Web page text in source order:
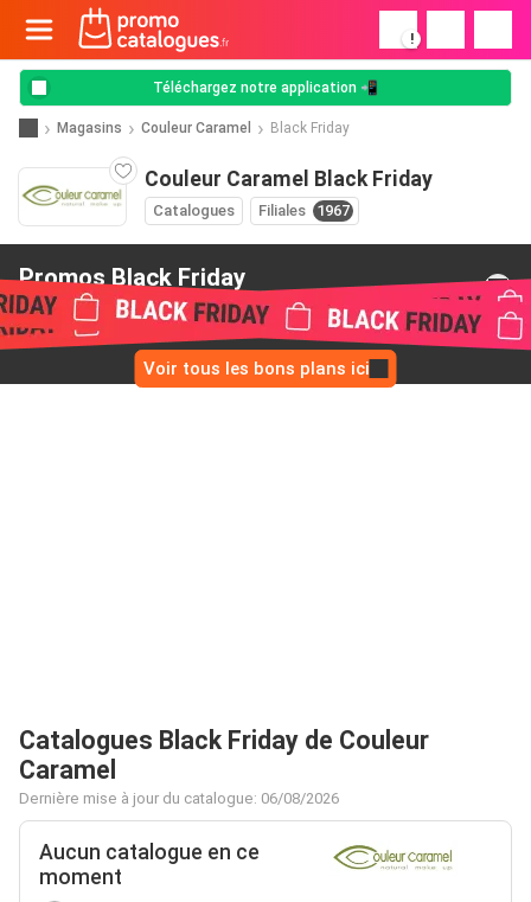
!
Téléchargez notre application 📲
Magasins Couleur Caramel Black Friday
Couleur Caramel Black Friday
Catalogues Filiales 1967
Promos Black Friday
de Couleur Caramel
Voir tous les bons plans ici
Catalogues Black Friday de Couleur
Caramel
Dernière mise à jour du catalogue: 06/08/2026
Aucun catalogue en ce
moment